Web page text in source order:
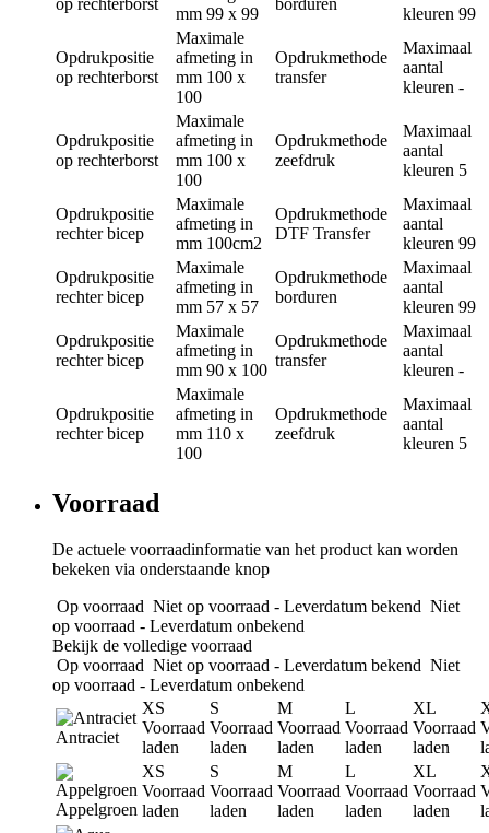
op rechterborst
mm 99 x 99
borduren
kleuren 99
Opdrukpositie
op rechterborst
Maximale
afmeting in
mm 100 x
100
Opdrukmethode
transfer
Maximaal
aantal
kleuren -
Opdrukpositie
op rechterborst
Maximale
afmeting in
mm 100 x
100
Opdrukmethode
zeefdruk
Maximaal
aantal
kleuren 5
Opdrukpositie
rechter bicep
Maximale
afmeting in
mm 100cm2
Opdrukmethode
DTF Transfer
Maximaal
aantal
kleuren 99
Opdrukpositie
rechter bicep
Maximale
afmeting in
mm 57 x 57
Opdrukmethode
borduren
Maximaal
aantal
kleuren 99
Opdrukpositie
rechter bicep
Maximale
afmeting in
mm 90 x 100
Opdrukmethode
transfer
Maximaal
aantal
kleuren -
Opdrukpositie
rechter bicep
Maximale
afmeting in
mm 110 x
100
Opdrukmethode
zeefdruk
Maximaal
aantal
kleuren 5
Voorraad
De actuele voorraadinformatie van het product kan worden
bekeken via onderstaande knop
Op voorraad Niet op voorraad - Leverdatum bekend Niet
op voorraad - Leverdatum onbekend
Bekijk de volledige voorraad
Op voorraad Niet op voorraad - Leverdatum bekend Niet
op voorraad - Leverdatum onbekend
Antraciet
XS
Voorraad
laden
S
Voorraad
laden
M
Voorraad
laden
L
Voorraad
laden
XL
Voorraad
laden
Appelgroen
XS
Voorraad
laden
S
Voorraad
laden
M
Voorraad
laden
L
Voorraad
laden
XL
Voorraad
laden